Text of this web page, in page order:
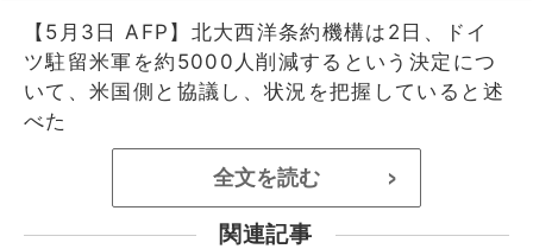
【5月3日 AFP】北大西洋条約機構は2日、ドイ
ツ駐留米軍を約5000人削減するという決定につ
いて、米国側と協議し、状況を把握していると述
べた
全文を読む >
関連記事